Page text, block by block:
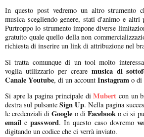
In questo post vedremo un altro strumento
musica scegliendo genere, stati d'animo e altri
Purtroppo lo strumento impone diverse
gratuito quale quello della non
richiesta di inserire un link di attribuzione nel
Si tratta comunque di un tool molto
voglia utilizzarlo per creare musica di
Canale Youtube, di un account Instagram o di
Si apre la pagina principale diMubert con un
destra sul pulsanteSign Up. Nella pagina
le credenziali diGoogle o diFacebooko ci si
email epassword. In questo caso dovremo
digitando un codice che ci verrà inviato.